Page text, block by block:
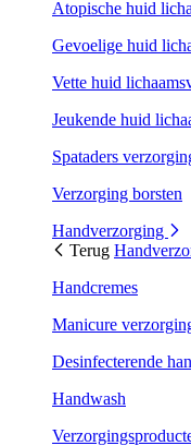
Atopische huid
Gevoelige huid
Vette huid
Jeukende huid
Spataders
Verzorging borsten
Handverzorging
Terug
Handcremes
Manicure
Desinfecterende
Handwash